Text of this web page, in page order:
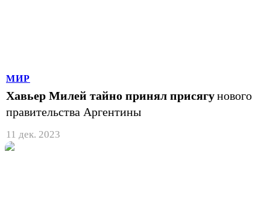
МИР
Хавьер Милей тайно принял присягунового
правительства Аргентины
11 дек. 2023